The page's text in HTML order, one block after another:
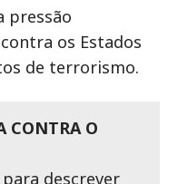
pressão
os Estados
de terrorismo.
CONTRA O
descrever